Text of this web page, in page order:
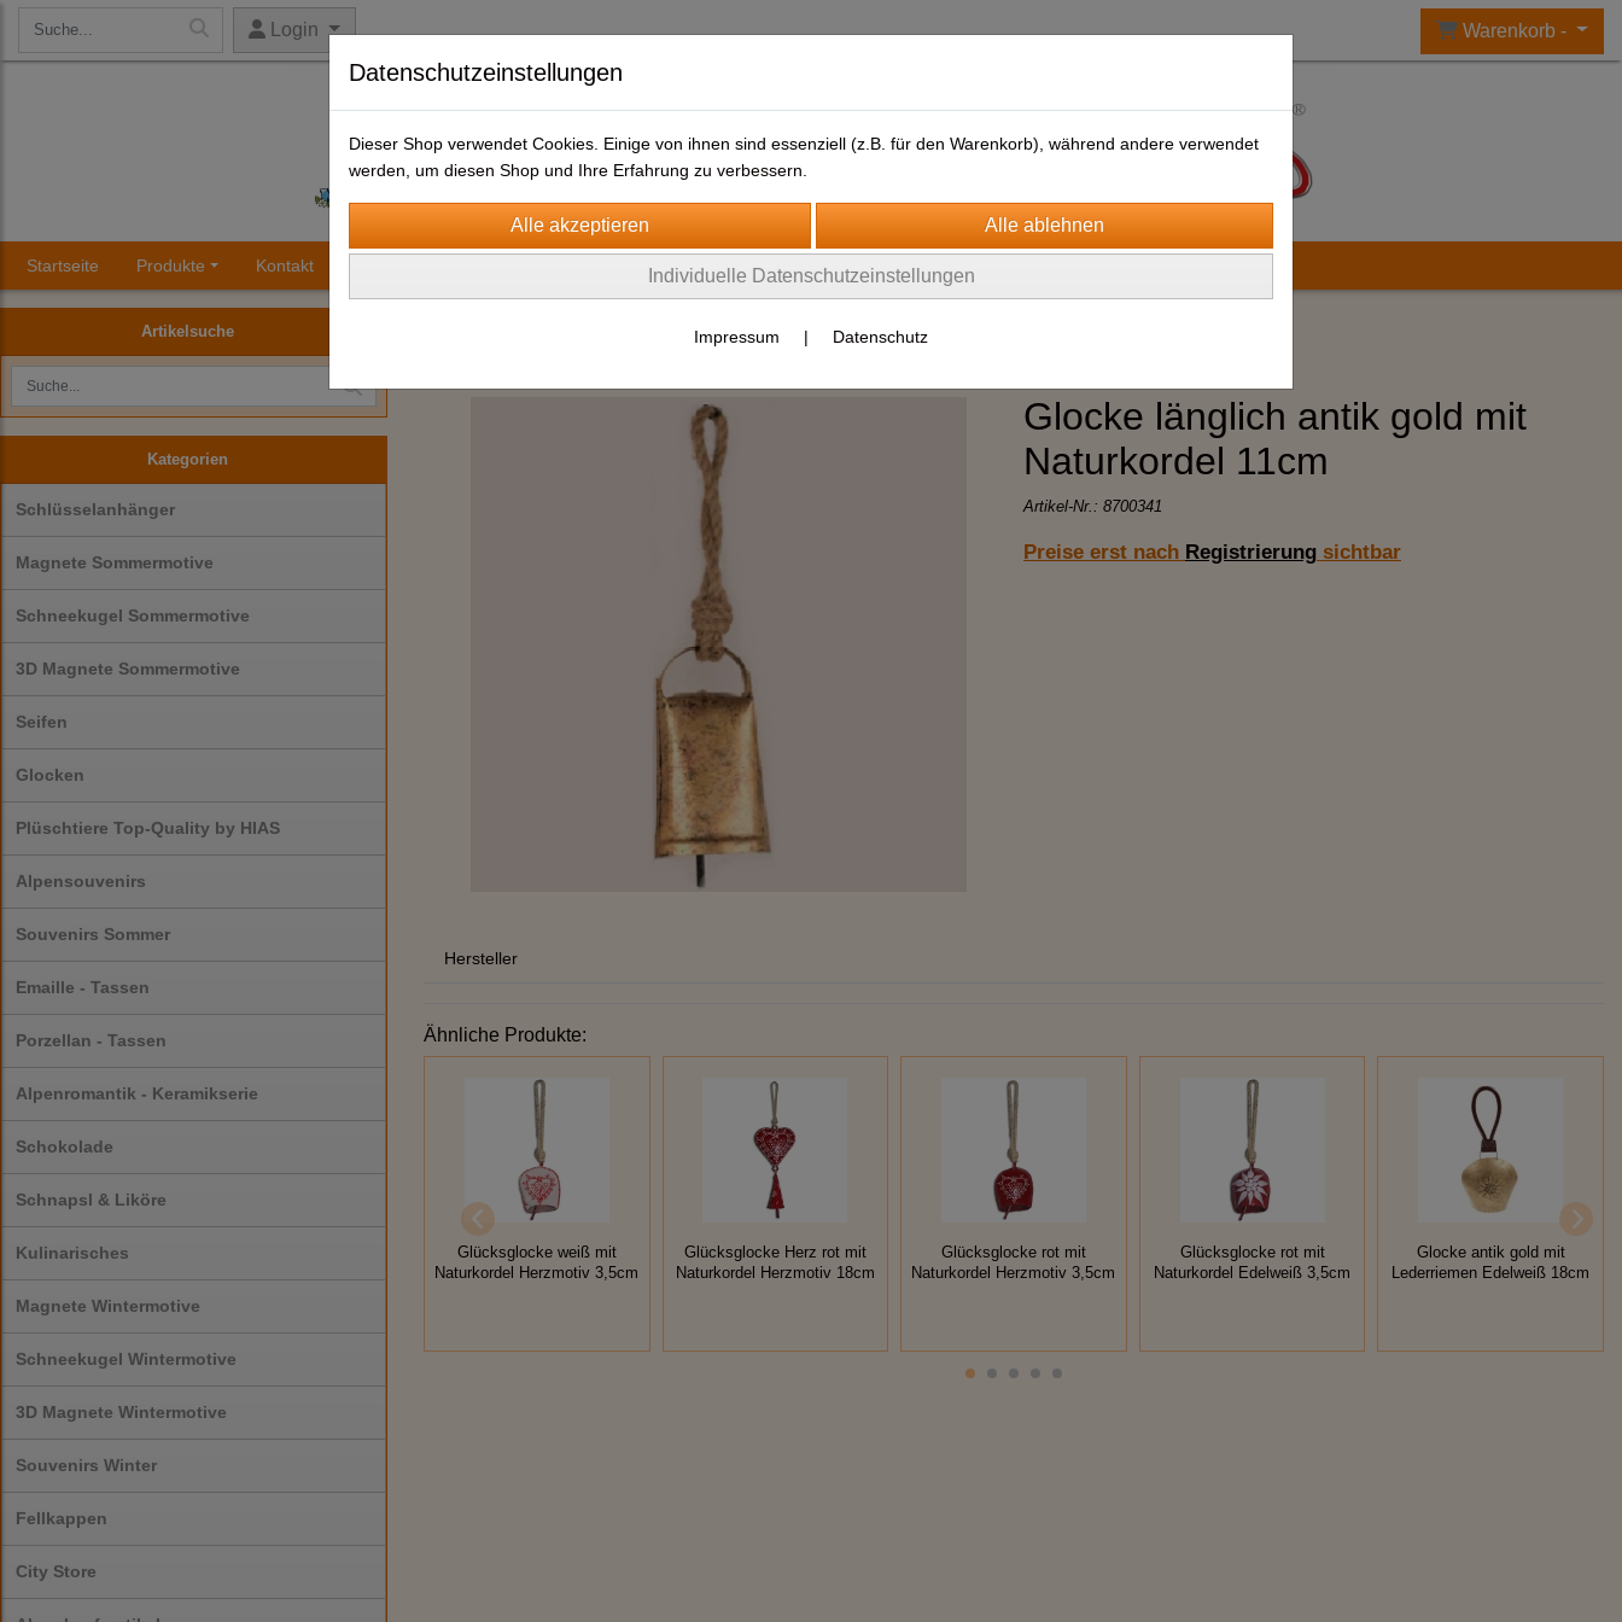
Login Warenkorb -
Startseite Produkte Kontakt
Artikelsuche
Kategorien
Schlüsselanhänger
Magnete Sommermotive
Schneekugel Sommermotive
3D Magnete Sommermotive
Seifen
Glocken
Plüschtiere Top-Quality by HIAS
Alpensouvenirs
Souvenirs Sommer
Emaille - Tassen
Porzellan - Tassen
Alpenromantik - Keramikserie
Schokolade
Schnapsl & Liköre
Kulinarisches
Magnete Wintermotive
Schneekugel Wintermotive
3D Magnete Wintermotive
Souvenirs Winter
Fellkappen
City Store
Glocke länglich antik gold mit
Naturkordel 11cm
Artikel-Nr.: 8700341
Preise erst nach Registrierung sichtbar
Hersteller
Ähnliche Produkte:
Glücksglocke weiß mit
Naturkordel Herzmotiv 3,5cm
Glücksglocke Herz rot mit
Naturkordel Herzmotiv 18cm
Glücksglocke rot mit
Naturkordel Herzmotiv 3,5cm
Glücksglocke rot mit
Naturkordel Edelweiß 3,5cm
Glocke antik gold mit
Lederriemen Edelweiß 18cm
Datenschutzeinstellungen
Dieser Shop verwendet Cookies. Einige von ihnen sind essenziell (z.B. für den Warenkorb), während andere verwendet
werden, um diesen Shop und Ihre Erfahrung zu verbessern.
Individuelle Datenschutzeinstellungen
Impressum | Datenschutz